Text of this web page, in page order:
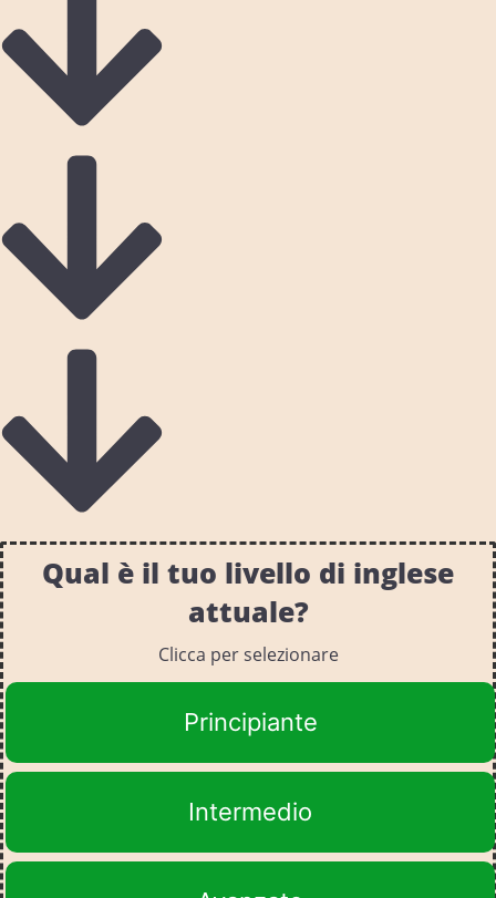
Qual è il tuo livello di inglese
attuale?
Clicca per selezionare
Principiante
Intermedio